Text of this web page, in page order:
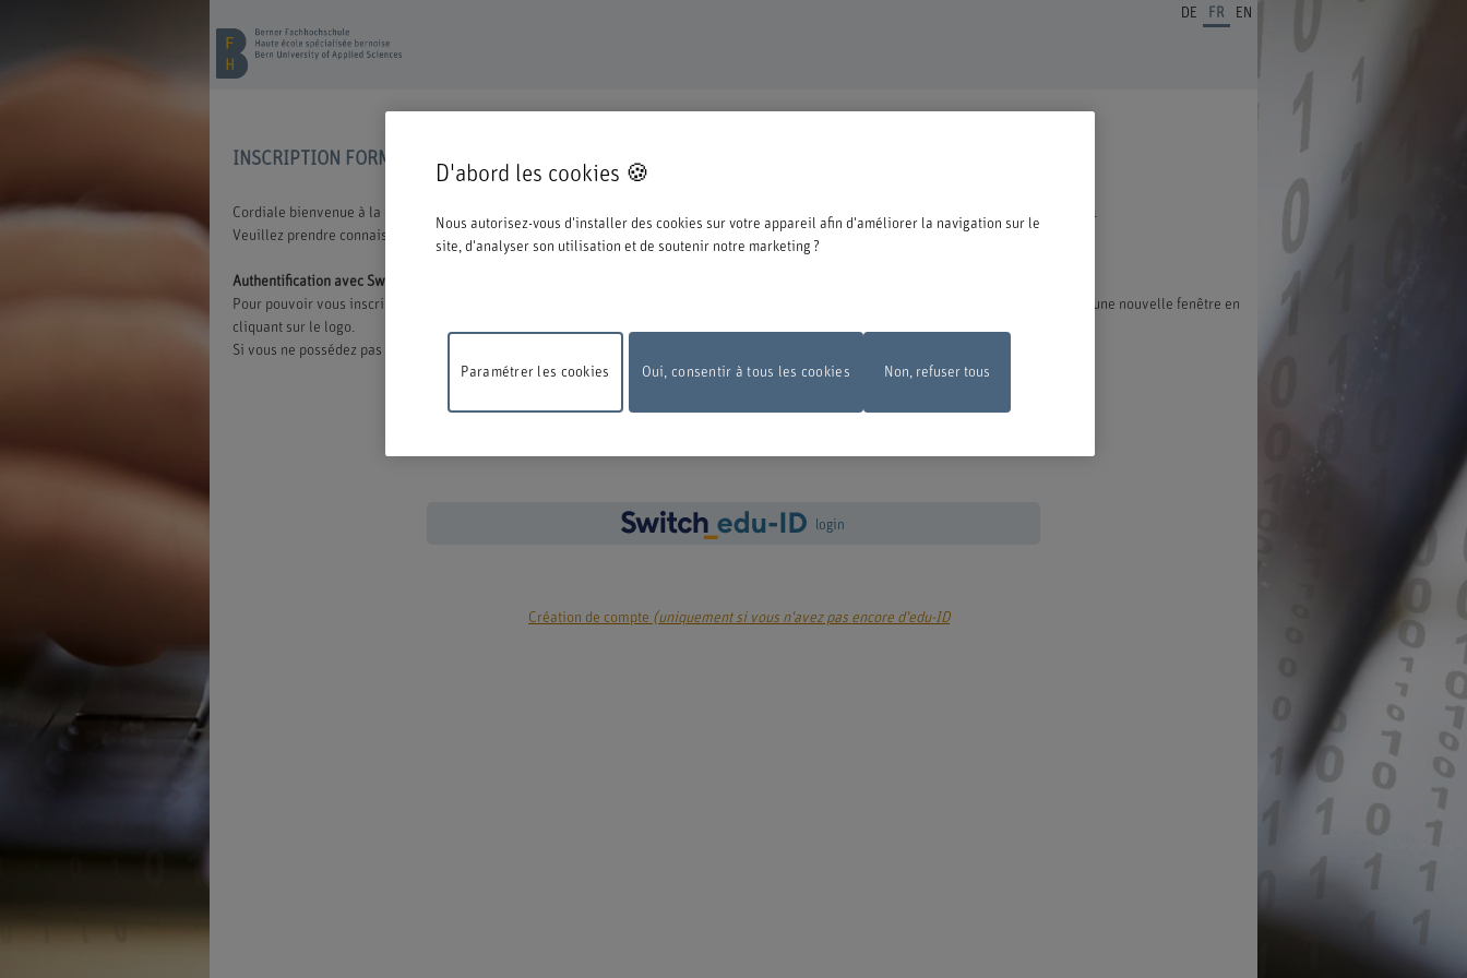
DE FR EN
INSCRIPTION FORMATION CONTINUE
Cordiale bienvenue à la BFH. Vous avez opté pour une formation ou un perfectionnement dans notre institution et nous nous en réjouissons.
Veuillez prendre connaissance des informations ci-dessous concernant le processus d'inscription.
Authentification avec Switch edu-ID
Pour pouvoir vous inscrire à une offre de la BFH, vous devez vous connecter avec l'edu-ID de Switch. La fenêtre de connexion s'ouvre dans une nouvelle fenêtre en
cliquant sur le logo.
Si vous ne possédez pas encore d'edu-ID, vous pouvez le créer directement chez Switch.
login
Création de compte (uniquement si vous n'avez pas encore d'edu-ID
D'abord les cookies 🍪
Nous autorisez-vous d'installer des cookies sur votre appareil afin d'améliorer la navigation sur le
site, d'analyser son utilisation et de soutenir notre marketing ?
Oui, consentir à tous les cookies
Paramétrer les cookies Non, refuser tous